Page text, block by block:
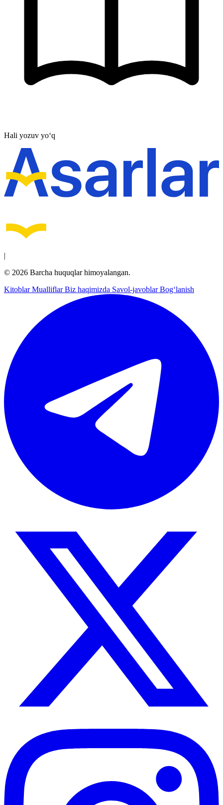
Hali yozuv yo‘q
|
© 2026 Barcha huquqlar himoyalangan.
KitoblarMualliflarBiz haqimizda Savol-javoblarBog‘lanish